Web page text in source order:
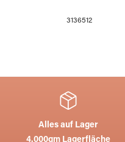
3136512
Alles auf Lager